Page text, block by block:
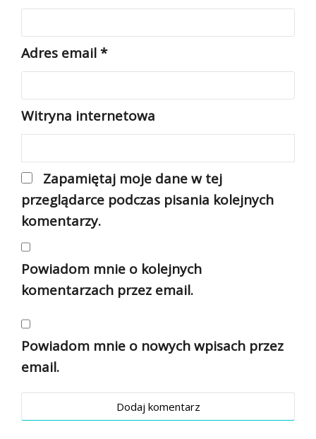
Adres email*
Witryna internetowa
Zapamiętaj moje dane w tej
przeglądarce podczas pisania kolejnych
komentarzy.
Powiadom mnie o kolejnych
komentarzach przez email.
Powiadom mnie o nowych wpisach przez
email.